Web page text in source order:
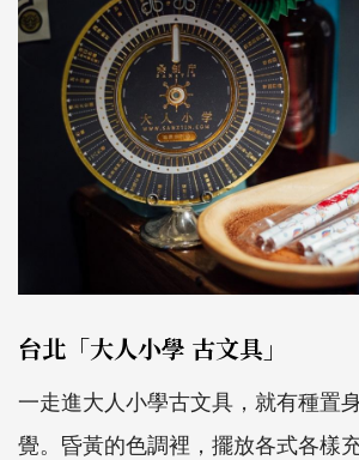
台北「大人小學 古文具」
一走進大人小學古文具，就有種置
覺。昏黃的色調裡，擺放各式各樣